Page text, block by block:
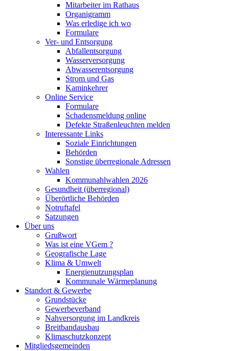
Mitarbeiter im Rathaus
Organigramm
Was erledige ich wo
Formulare
Ver- und Entsorgung
Abfallentsorgung
Wasserversorgung
Abwasserentsorgung
Strom und Gas
Kaminkehrer
Online Service
Formulare
Schadensmeldung online
Defekte Straßenleuchten melden
Interessante Links
Soziale Einrichtungen
Behörden
Sonstige überregionale Adressen
Wahlen
Kommunahlwahlen 2026
Gesundheit (überregional)
Überörtliche Behörden
Notruftafel
Satzungen
Über uns
Grußwort
Was ist eine VGem ?
Geografische Lage
Klima & Umwelt
Energienutzungsplan
Kommunale Wärmeplanung
Standort & Gewerbe
Grundstücke
Gewerbeverband
Nahversorgung im Landkreis
Breitbandausbau
Klimaschutzkonzept
Mitgliedsgemeinden